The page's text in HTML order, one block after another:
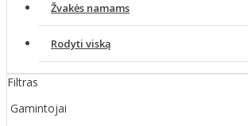
Žvakės namams
Rodyti viską
Filtras
Gamintojai